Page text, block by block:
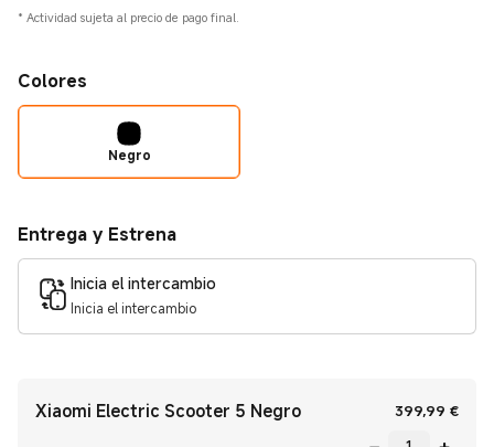
* Actividad sujeta al precio de pago final.
Colores
Negro
Entrega y Estrena
Inicia el intercambio
Inicia el intercambio
Xiaomi Electric Scooter 5 Negro 399,99 €